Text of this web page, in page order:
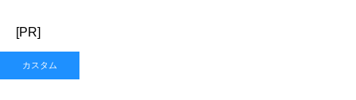
[PR]
カスタム